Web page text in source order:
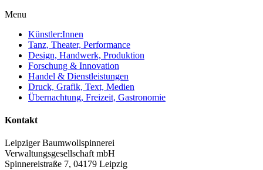
Menu
Künstler:Innen
Tanz, Theater, Performance
Design, Handwerk, Produktion
Forschung & Innovation
Handel & Dienstleistungen
Druck, Grafik, Text, Medien
Übernachtung, Freizeit, Gastronomie
Kontakt
Leipziger Baumwollspinnerei
Verwaltungsgesellschaft mbH
Spinnereistraße 7, 04179 Leipzig